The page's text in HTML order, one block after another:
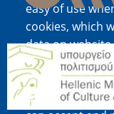
easy of use
cookies, which
data on
cookies, which
content and
ALL", you
Image